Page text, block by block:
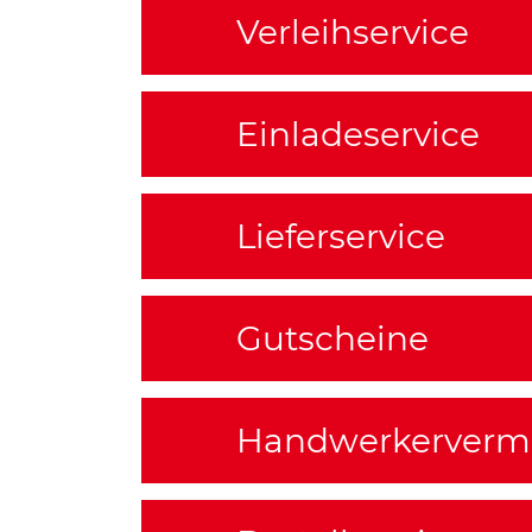
Verleihservice
Einladeservice
Lieferservice
Gutscheine